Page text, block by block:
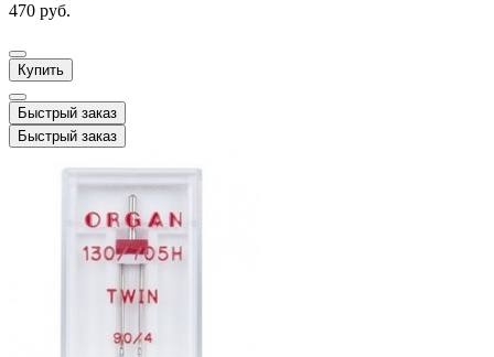
470 руб.
Купить
Быстрый заказ
Быстрый заказ